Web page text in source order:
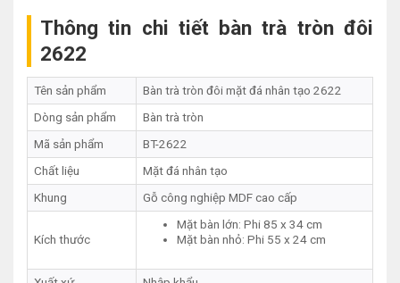
Thông tin chi tiết bàn trà tròn đôi
2622
Tên sản phẩm
Bàn trà tròn đôi mặt đá nhân tạo 2622
Dòng sản phẩm
Bàn trà tròn
Mã sản phẩm
BT-2622
Chất liệu
Mặt đá nhân tạo
Khung
Gỗ công nghiệp MDF cao cấp
Kích thước
Mặt bàn lớn: Phi 85 x 34 cm
Mặt bàn nhỏ: Phi 55 x 24 cm